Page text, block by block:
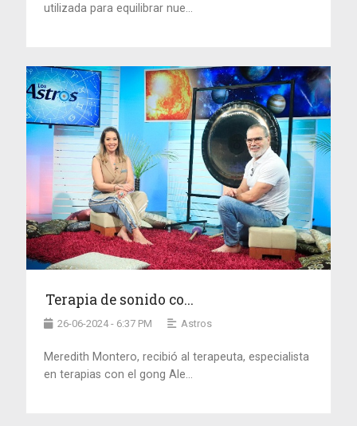
utilizada para equilibrar nue...
Terapia de sonido co...
26-06-2024 - 6:37 PM Astros
Meredith Montero, recibió al terapeuta, especialista
en terapias con el gong Ale...